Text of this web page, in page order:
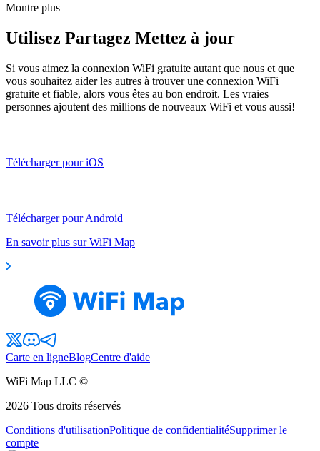
Montre plus
Utilisez Partagez Mettez à jour
Si vous aimez la connexion WiFi gratuite autant que nous et que
vous souhaitez aider les autres à trouver une connexion WiFi
gratuite et fiable, alors vous êtes au bon endroit. Les vraies
personnes ajoutent des millions de nouveaux WiFi et vous aussi!
Télécharger pour iOS
Télécharger pour Android
En savoir plus sur WiFi Map
Carte en ligneBlogCentre d'aide
WiFi Map LLC ©
2026 Tous droits réservés
Conditions d'utilisationPolitique de confidentialitéSupprimer le
compte